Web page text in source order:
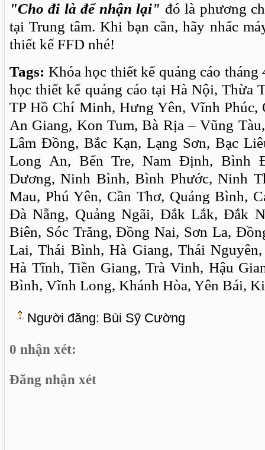
"Cho đi là để nhận lại" đó là phương
tại Trung tâm. Khi bạn cần, hãy nhấc
thiết kế FFD nhé!
Tags: Khóa học thiết kế quảng cáo tháng
học thiết kế quảng cáo tại Hà Nội, Thừa
TP Hồ Chí Minh, Hưng Yên, Vĩnh Phúc,
An Giang, Kon Tum, Bà Rịa – Vũng
Lâm Đồng, Bắc Kạn, Lạng Sơn, Bạc
Long An, Bến Tre, Nam Định, Bình
Dương, Ninh Bình, Bình Phước, Ninh
Mau, Phú Yên, Cần Thơ, Quảng Bình,
Đà Nẵng, Quảng Ngãi, Đắk Lắk, Đắk
Biên, Sóc Trăng, Đồng Nai, Sơn La,
Lai, Thái Bình, Hà Giang, Thái
Hà Tĩnh, Tiền Giang, Trà Vinh, Hậu
Bình, Vĩnh Long, Khánh Hòa, Yên Bái,
Người đăng: Bùi Sỹ Cường
0 nhận xét:
Đăng nhận xét